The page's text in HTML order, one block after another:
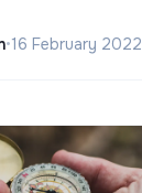
•16 February 2022